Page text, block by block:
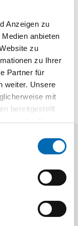
Anzeigen zu
anbieten
zu
zu Ihrer
Partner für
weiter. Unsere
mit
bereitgestellt
der Dienste
2,6 mm- und 3,2
ermöglicht das
von Ø 4 bis Ø